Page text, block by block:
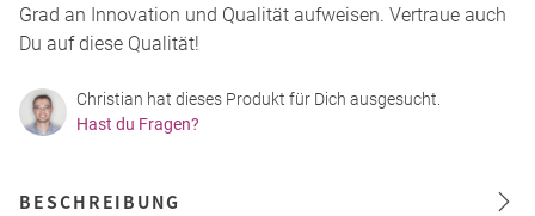
Grad an Innovation und Qualität aufweisen. Vertraue auch
Du auf diese Qualität!
Christian hat dieses Produkt für Dich ausgesucht.
Hast du Fragen?
BESCHREIBUNG